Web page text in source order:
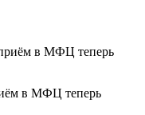
в МФЦ теперь